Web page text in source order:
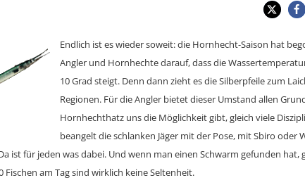
Endlich ist es wieder soweit: die Hornhecht-Saison hat
Angler und Hornhechte darauf, dass die
10 Grad steigt. Denn dann zieht es die Silberpfeile zum
Regionen. Für die Angler bietet dieser Umstand allen
Hornhechthatz uns die Möglichkeit gibt, gleich viele
beangelt die schlanken Jäger mit der Pose, mit Sbiro oder
ist für jeden was dabei. Und wenn man einen Schwarm gefunden hat,
Fischen am Tag sind wirklich keine Seltenheit.